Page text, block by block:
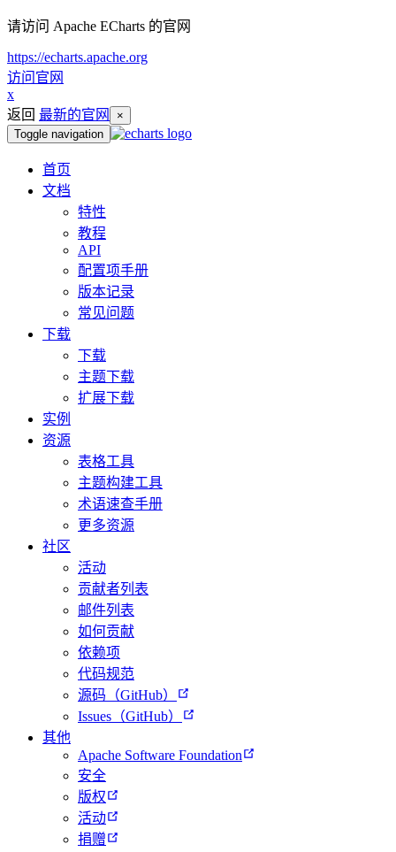
请访问 Apache ECharts 的官网
https://echarts.apache.org
访问官网
x
返回 最新的官网
×
Toggle navigation
首页
文档
特性
教程
API
配置项手册
版本记录
常见问题
下载
下载
主题下载
扩展下载
实例
资源
表格工具
主题构建工具
术语速查手册
更多资源
社区
活动
贡献者列表
邮件列表
如何贡献
依赖项
代码规范
源码（GitHub）
Issues（GitHub）
其他
Apache Software Foundation
安全
版权
活动
捐赠